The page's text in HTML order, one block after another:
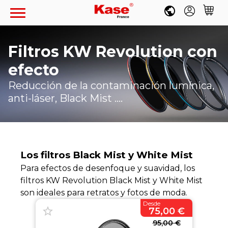
ES Favoritos Cuenta Carrito
Kits de Filtros
Filtros Individuales
Filtros de Efecto
Anillos Magnéticos
FILTROS ROSCADOS
Filtros Individuales
Fujifilm X100VI
FILTROS TELEFOTO
100MM ARMOUR MAGNÉTICO
Kits y Portafiltros
Filtros Circulares Armour
100MM WOLVERINE
Filtros Circulares K9
150MM K150
CLIP-IN
CLIP-IN
LENTES
Filtros KW Revolution con
efecto
Reducción de la contaminación lumínica,
anti-láser, Black Mist ....
Los filtros Black Mist y White Mist
Para efectos de desenfoque y suavidad, los
filtros KW Revolution Black Mist y White Mist
son ideales para retratos y fotos de moda.
Desde
75,00 €
95,00 €